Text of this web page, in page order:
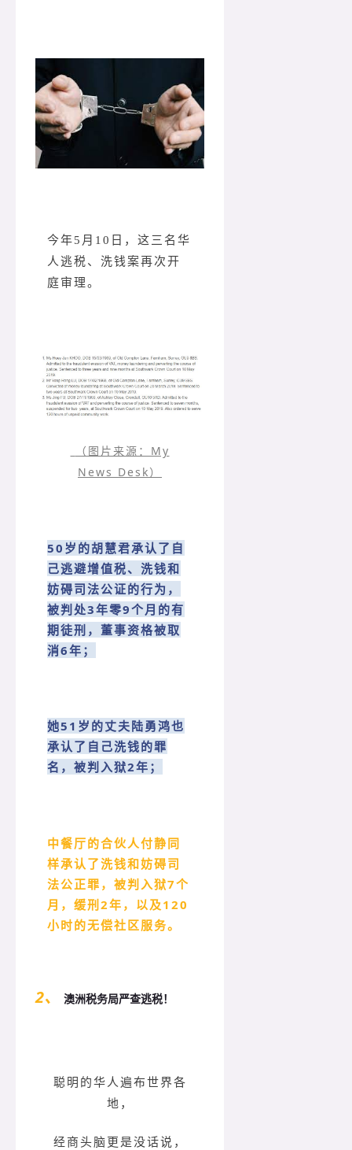
今年5月10日，这三名华
人逃税、洗钱案再次开
庭审理。
（图片来源：My
News Desk）
50岁的胡慧君承认了自
己逃避增值税、洗钱和
妨碍司法公证的行为，
被判处3年零9个月的有
期徒刑，董事资格被取
消6年；
她51岁的丈夫陆勇鸿也
承认了自己洗钱的罪
名，被判入狱2年；
中餐厅的合伙人付静同
样承认了洗钱和妨碍司
法公正罪，被判入狱7个
月，缓刑2年，以及120
小时的无偿社区服务。
2、 澳洲税务局严查逃税！
聪明的华人遍布世界各
地，
经商头脑更是没话说，